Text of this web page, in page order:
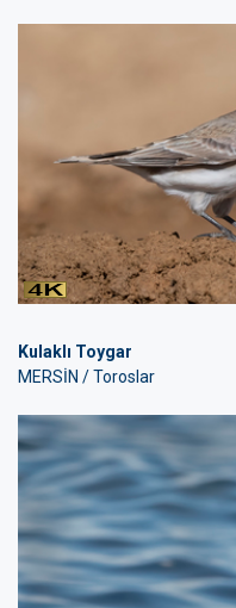
Kulaklı Toygar
MERSİN / Toroslar